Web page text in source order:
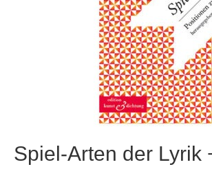
Spiel-Arten der Lyrik